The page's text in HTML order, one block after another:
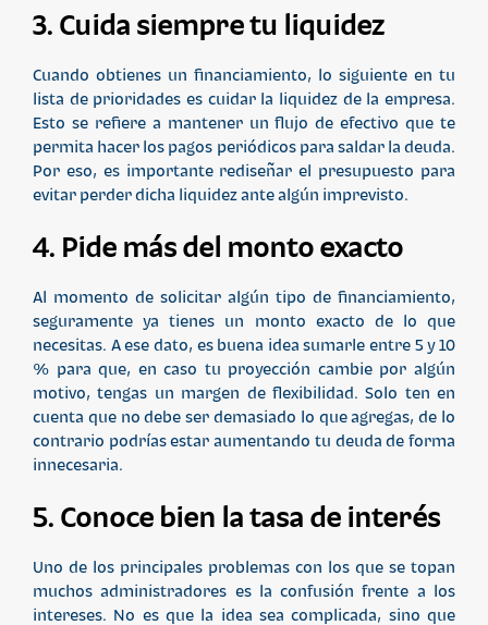
3. Cuida siempre tu liquidez
Cuando obtienes un financiamiento, lo siguiente en tu
lista de prioridades es cuidar la liquidez de la empresa.
Esto se refiere a mantener un flujo de efectivo que te
permita hacer los pagos periódicos para saldar la deuda.
Por eso, es importante rediseñar el presupuesto para
evitar perder dicha liquidez ante algún imprevisto.
4. Pide más del monto exacto
Al momento de solicitar algún tipo de financiamiento,
seguramente ya tienes un monto exacto de lo que
necesitas. A ese dato, es buena idea sumarle entre 5 y 10
% para que, en caso tu proyección cambie por algún
motivo, tengas un margen de flexibilidad. Solo ten en
cuenta que no debe ser demasiado lo que agregas, de lo
contrario podrías estar aumentando tu deuda de forma
innecesaria.
5. Conoce bien la tasa de interés
Uno de los principales problemas con los que se topan
muchos administradores es la confusión frente a los
intereses. No es que la idea sea complicada, sino que